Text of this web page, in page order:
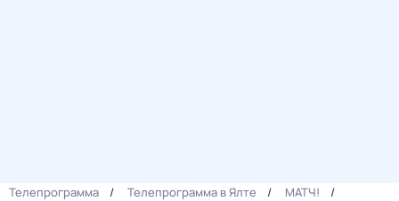
Телепрограмма Телепрограмма в Ялте
МАТЧ!